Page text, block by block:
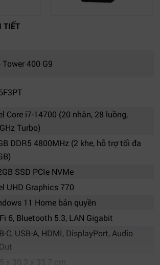
TIẾT
Tower 400 G9
Core i7-14700 (20 nhân, 28 luồng,
Turbo)
DDR5 4800MHz (2 khe, hỗ trợ tối đa
SSD PCIe NVMe
UHD Graphics 770
11 Home bản quyền
6, Bluetooth 5.3, LAN Gigabit
C, USB-A, HDMI, DisplayPort, Audio